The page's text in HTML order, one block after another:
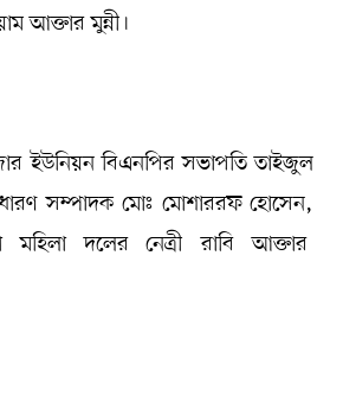
আক্তার মুন্নী।
ইউনিয়ন বিএনপির সভাপতি তাইজুল
সম্পাদক মোঃ মোশাররফ হোসেন,
মহিলা দলের নেত্রী রাবি আক্তার